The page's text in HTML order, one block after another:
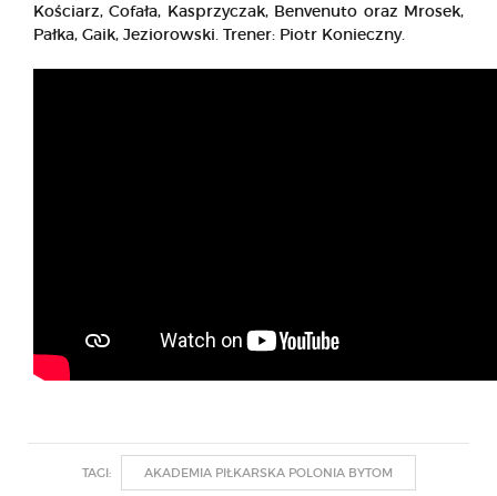
Kościarz, Cofała, Kasprzyczak, Benvenuto oraz Mrosek,
Pałka, Gaik, Jeziorowski. Trener: Piotr Konieczny.
TAGI: AKADEMIA PIŁKARSKA POLONIA BYTOM